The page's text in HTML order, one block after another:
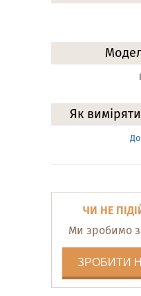
Як
ЧИ НЕ
Ми зробимо
ЗРОБИТИ